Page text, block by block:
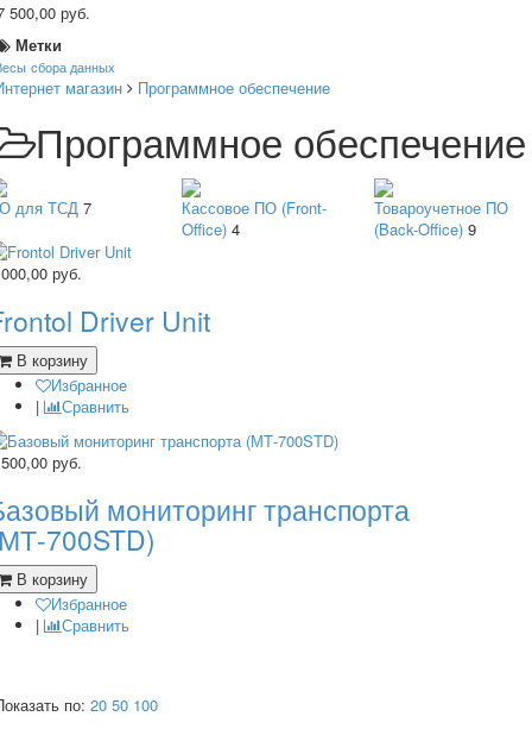
500,00 руб.
Метки
сбора данных
магазин Программное обеспечение
Программное обеспечение
для ТСД 7
Кассовое ПО (Front-
Office) 4
Товароучетное ПО
(Back-Office) 9
руб.
Driver Unit
В корзину
Избранное
|
Сравнить
руб.
мониторинг транспорта
700STD)
В корзину
Избранное
|
Сравнить
по: 20 50 100